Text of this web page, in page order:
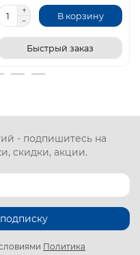
В корзину
Быстрый заказ
- подпишитесь на
скидки, акции.
Политика